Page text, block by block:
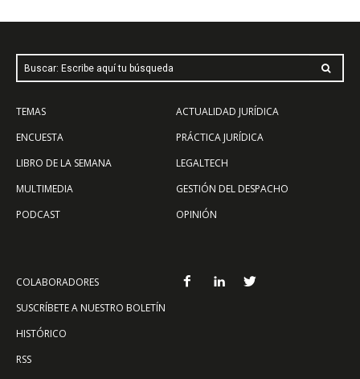
Buscar: Escribe aquí tu búsqueda
TEMAS
ENCUESTA
LIBRO DE LA SEMANA
MULTIMEDIA
PODCAST
ACTUALIDAD JURÍDICA
PRÁCTICA JURÍDICA
LEGALTECH
GESTIÓN DEL DESPACHO
OPINIÓN
COLABORADORES
SUSCRÍBETE A NUESTRO BOLETÍN
HISTÓRICO
RSS